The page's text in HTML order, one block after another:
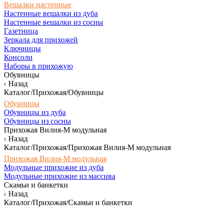
Вешалки настенные
Настенные вешалки из дуба
Настенные вешалки из сосны
Газетница
Зеркала для прихожей
Ключницы
Консоли
Наборы в прихожую
Обувницы
Назад
Каталог/Прихожая/Обувницы
Обувницы
Обувницы из дуба
Обувницы из сосны
Прихожая Вилия-М модульная
Назад
Каталог/Прихожая/Прихожая Вилия-М модульная
Прихожая Вилия-М модульная
Модульные прихожие из дуба
Модульные прихожие из массива
Скамьи и банкетки
Назад
Каталог/Прихожая/Скамьи и банкетки